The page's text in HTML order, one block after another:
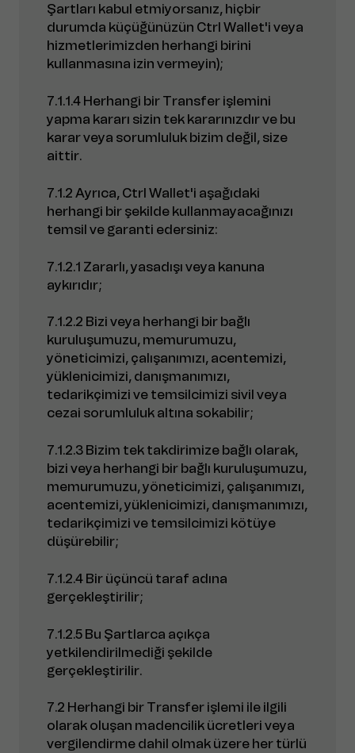
Şartları kabul etmiyorsanız, hiçbir
durumda küçüğünüzün Ctrl Wallet'i veya
hizmetlerimizden herhangi birini
kullanmasına izin vermeyin);
7.1.1.4 Herhangi bir Transfer işlemini
yapma kararı sizin tek kararınızdır ve bu
karar veya sorumluluk bizim değil, size
aittir.
7.1.2 Ayrıca, Ctrl Wallet'i aşağıdaki
herhangi bir şekilde kullanmayacağınızı
temsil ve garanti edersiniz:
7.1.2.1 Zararlı, yasadışı veya kanuna
aykırıdır;
7.1.2.2 Bizi veya herhangi bir bağlı
kuruluşumuzu, memurumuzu,
yöneticimizi, çalışanımızı, acentemizi,
yüklenicimizi, danışmanımızı,
tedarikçimizi ve temsilcimizi sivil veya
cezai sorumluluk altına sokabilir;
7.1.2.3 Bizim tek takdirimize bağlı olarak,
bizi veya herhangi bir bağlı kuruluşumuzu,
memurumuzu, yöneticimizi, çalışanımızı,
acentemizi, yüklenicimizi, danışmanımızı,
tedarikçimizi ve temsilcimizi kötüye
düşürebilir;
7.1.2.4 Bir üçüncü taraf adına
gerçekleştirilir;
7.1.2.5 Bu Şartlarca açıkça
yetkilendirilmediği şekilde
gerçekleştirilir.
7.2 Herhangi bir Transfer işlemi ile ilgili
olarak oluşan madencilik ücretleri veya
vergilendirme dahil olmak üzere her türlü